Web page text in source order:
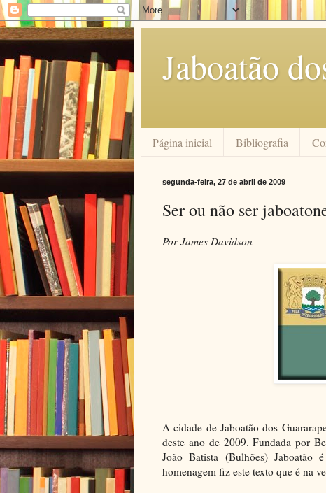
Jaboatão
Página inicial Bibliografia
segunda-feira, 27 de abril de 2009
Ser ou não ser
Por James Davidson
A cidade de Jaboatão dos
deste ano de 2009. Fundada por
João Batista (Bulhões)
homenagem fiz este texto que é na